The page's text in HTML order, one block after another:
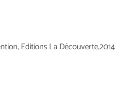
Editions La Découverte,2014